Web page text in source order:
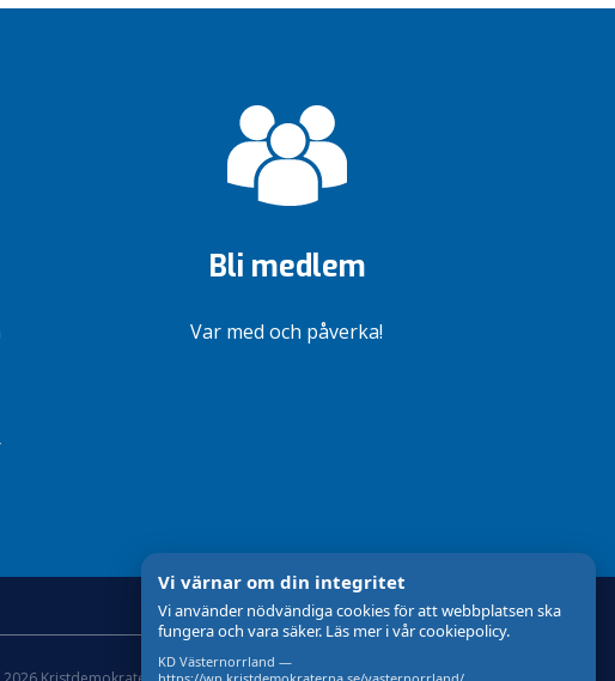
Bli medlem
Var med och påverka!
Vi värnar om din integritet
Vi använder nödvändiga cookies för att webbplatsen ska
fungera och vara säker. Läs mer i vår cookiepolicy.
KD Västernorrland —